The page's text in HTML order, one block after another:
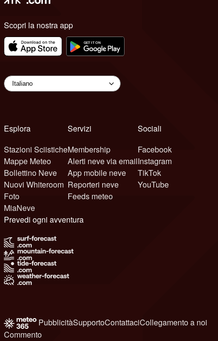
Scopri la nostra app
Esplora
Stazioni Sciistiche
Mappe Meteo
Bollettino Neve
Nuovi Whiteroom
Foto
MiaNeve
Servizi
Membership
Alerti neve via email
App mobile neve
Reporteri neve
Feeds meteo
Sociali
Facebook
Instagram
TikTok
YouTube
Prevedi ogni avventura
PubblicitàSupportoContattaciCollegamento a noi
Commento